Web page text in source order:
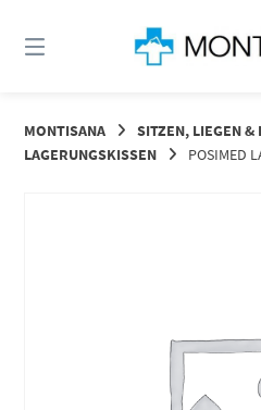
zum
MONTISANA
SITZEN, LIEGEN &
LAGERUNGSKISSEN
POSIMED